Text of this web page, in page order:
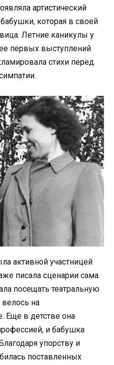
артистический
которая в своей
Летние каникулы у
первых выступлений.
стихи перед
активной участницей
писала сценарии сама.
посещать театральную
на
Еще в детстве она
и бабушка
упорству и
поставленных